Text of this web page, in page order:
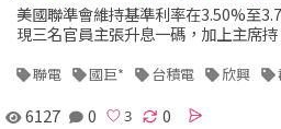
美國聯準會維持基準利率在3.50%至
現三名官員主張升息一碼，加上主席持
聯電 國巨* 台積電 欣興
6127 0 0